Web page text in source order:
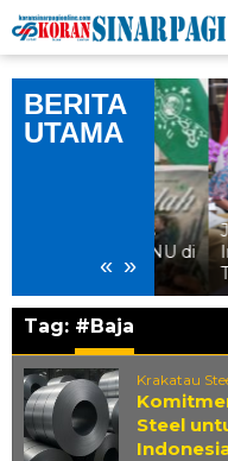
Lewati
ke
konten
BERITA
UTAMA
« »
Jawa
Tag: #Baja
Krakatau
Steel